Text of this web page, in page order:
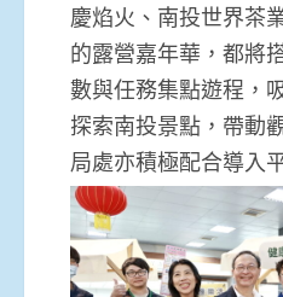
慶焰火、南投世界茶
的露營嘉年華，都將
數與任務集點遊程，
探索南投景點，帶動
局處亦積極配合導入